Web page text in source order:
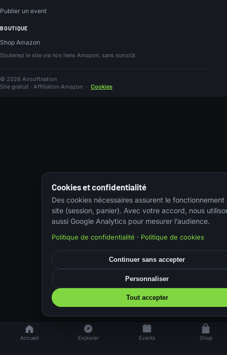
Publier un event
BOUTIQUE
Shop Amazon
Soutenez le site via nos liens Amazon, sans surcoût.
© 2026 Airsoftnation
Site gratuit · Affiliation Amazon · Cookies
Accueil Explorer Events Shop
Cookies et confidentialité
Des cookies nécessaires assurent le fonctionnement
site (session, panier). Avec votre accord, nous
aussi Google Analytics pour mesurer l’audience.
Politique de confidentialité · Politique de cookies
Continuer sans accepter
Personnaliser
Tout accepter